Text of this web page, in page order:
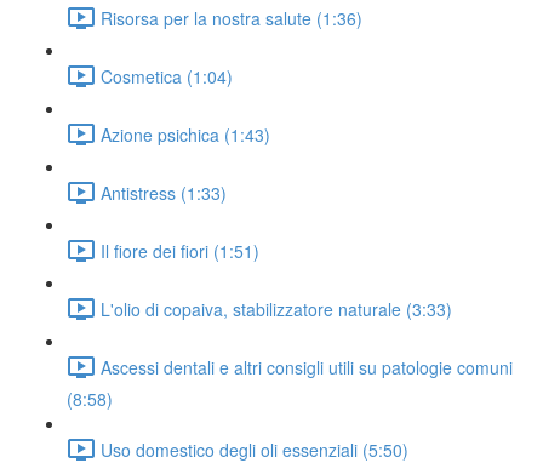
Risorsa per la nostra salute (1:36)
Cosmetica (1:04)
Azione psichica (1:43)
Antistress (1:33)
Il fiore dei fiori (1:51)
L'olio di copaiva, stabilizzatore naturale (3:33)
Ascessi dentali e altri consigli utili su patologie comuni
(8:58)
Uso domestico degli oli essenziali (5:50)